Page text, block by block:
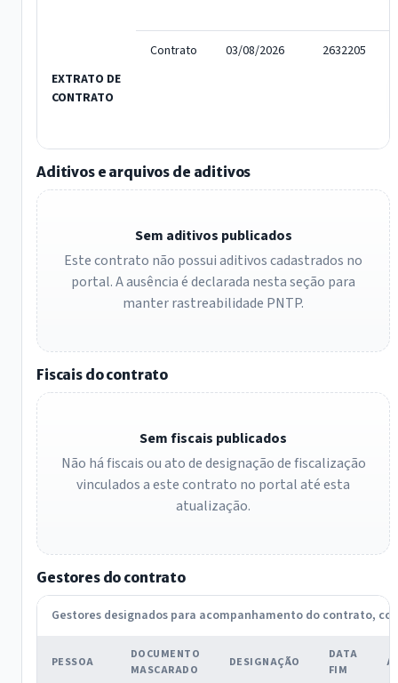
EXTRATO DE
CONTRATO
Contrato 03/08/2026 2632205
Aditivos e arquivos de aditivos
Sem aditivos publicados
Este contrato não possui aditivos cadastrados no
portal. A ausência é declarada nesta seção para
manter rastreabilidade PNTP.
Fiscais do contrato
Sem fiscais publicados
Não há fiscais ou ato de designação de fiscalização
vinculados a este contrato no portal até esta
atualização.
Gestores do contrato
Gestores designados para acompanhamento do contrato,
PESSOA
DOCUMENTO
MASCARADO
DESIGNAÇÃO
DATA
FIM